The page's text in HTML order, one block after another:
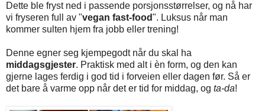
Dette ble fryst ned i passende porsjonsstørrelser, og nå har
vi fryseren full av "vegan fast-food". Luksus når man
kommer sulten hjem fra jobb eller trening!
Denne egner seg kjempegodt når du skal ha
middagsgjester. Praktisk med alt i èn form, og den kan
gjerne lages ferdig i god tid i forveien eller dagen før. Så er
det bare å varme opp når det er tid for middag, og ta-da!